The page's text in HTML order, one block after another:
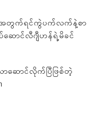
အတွက်ရင်ကွဲပက်လက်နဲ့စာ
ဆောင်လီဂျီဟန်ရဲ့မိခင်
ာဆောင်လိုက်ပြီဖြစ်တဲ့